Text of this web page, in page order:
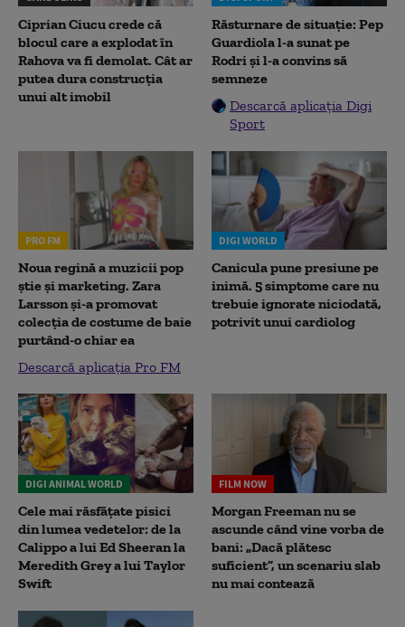
Ciprian Ciucu crede că
blocul care a explodat în
Rahova va fi demolat. Cât ar
putea dura construcția
unui alt imobil
Răsturnare de situație: Pep
Guardiola l-a sunat pe
Rodri și l-a convins să
semneze
Descarcă aplicația Digi
Sport
PRO FM
Noua regină a muzicii pop
știe și marketing. Zara
Larsson și-a promovat
colecția de costume de baie
purtând-o chiar ea
Descarcă aplicația Pro FM
DIGI WORLD
Canicula pune presiune pe
inimă. 5 simptome care nu
trebuie ignorate niciodată,
potrivit unui cardiolog
DIGI ANIMAL WORLD
Cele mai răsfățate pisici
din lumea vedetelor: de la
Calippo a lui Ed Sheeran la
Meredith Grey a lui Taylor
Swift
FILM NOW
Morgan Freeman nu se
ascunde când vine vorba de
bani: „Dacă plătesc
suficient”, un scenariu slab
nu mai contează